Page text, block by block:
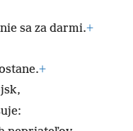
sa za darmi.+
+